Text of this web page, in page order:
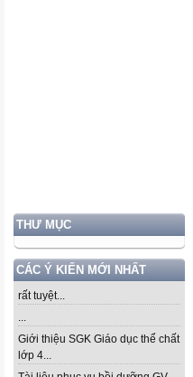
THƯ MỤC
CÁC Ý KIẾN MỚI NHẤT
rất tuyệt...
...
Giới thiệu SGK Giáo dục thể chất
lớp 4...